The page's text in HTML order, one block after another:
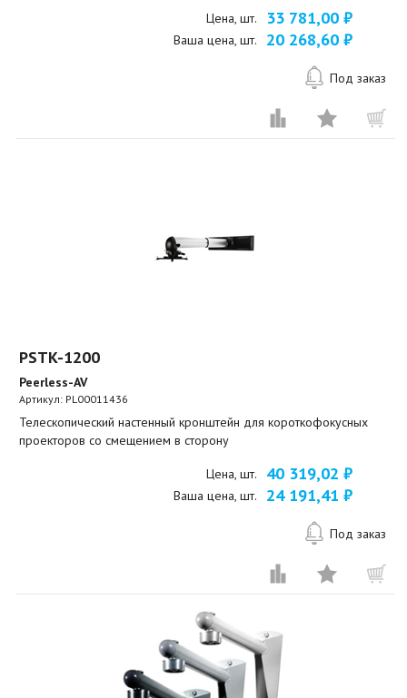
Цена, шт. 33 781,00 ₽
Ваша цена, шт. 20 268,60 ₽
Под заказ
PSTK-1200
Peerless-AV
Артикул: PL00011436
Телескопический настенный кронштейн для короткофокусных
проекторов со смещением в сторону
Цена, шт. 40 319,02 ₽
Ваша цена, шт. 24 191,41 ₽
Под заказ